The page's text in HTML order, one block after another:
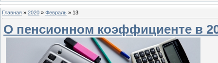
Главная » 2020 » Февраль » 13
О пенсионном коэффициенте в